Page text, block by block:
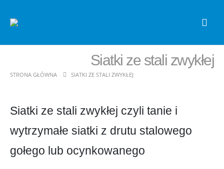
Siatki ze stali zwykłej
STRONA GŁÓWNA SIATKI ZE STALI ZWYKŁEJ
Siatki ze stali zwykłej czyli tanie i
wytrzymałe siatki z drutu stalowego
gołego lub ocynkowanego